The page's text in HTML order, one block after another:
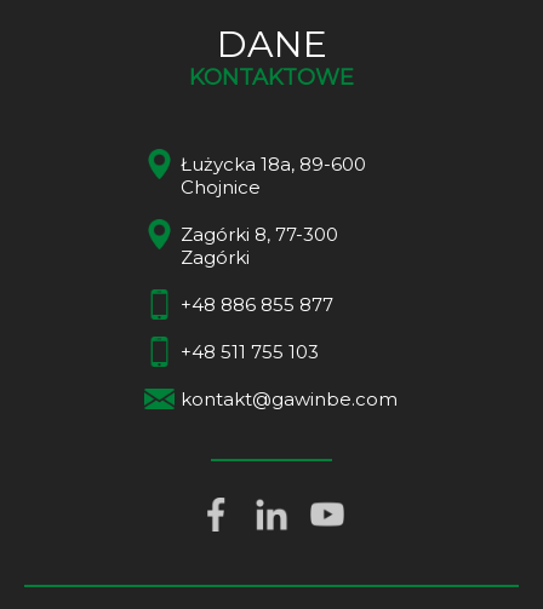
DANE
KONTAKTOWE
Łużycka 18a, 89-600
Chojnice
Zagórki 8, 77-300
Zagórki
+48 886 855 877
+48 511 755 103
kontakt@gawinbe.com